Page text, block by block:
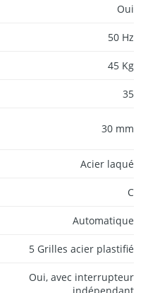
Oui
50 Hz
45 Kg
35
30 mm
Acier laqué
C
Automatique
5 Grilles acier plastifié
Oui, avec interrupteur